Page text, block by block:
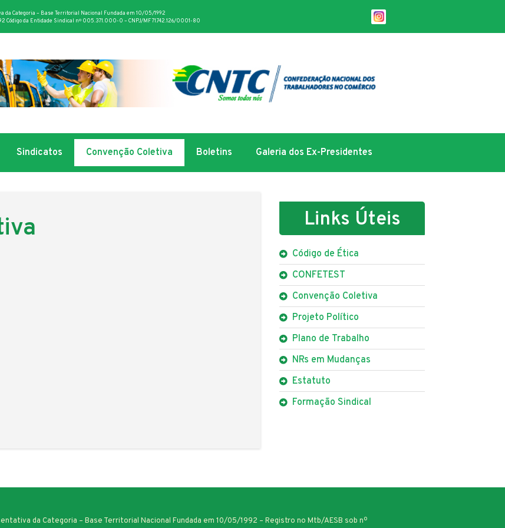
da Categoria – Base Territorial Nacional Fundada em 10/05/1992
Código da Entidade Sindical nº 005.371.000-0 – CNPJ/MF 71.742.126/0001-80
Sindicatos Convenção Coletiva Boletins Galeria dos Ex-Presidentes
Links Úteis
Código de Ética
CONFETEST
Convenção Coletiva
Projeto Político
Plano de Trabalho
NRs em Mudanças
Estatuto
Formação Sindical
da Categoria – Base Territorial Nacional Fundada em 10/05/1992 – Registro no Mtb/AESB sob nº